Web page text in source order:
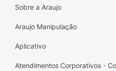
oferece
garantindo um
manicure, permitindo
Sobre a Araujo
Araujo Manipulação
Aplicativo
Atendimentos Corporativos -